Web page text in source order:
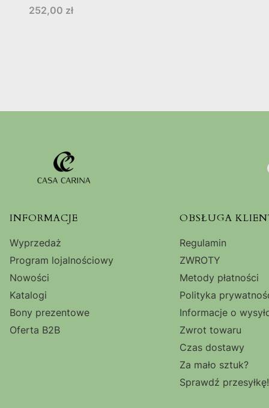
Cena
252,00 zł
Linki w stopce
INFORMACJE
Wyprzedaż
Program lojalnościowy
Nowości
Katalogi
Bony prezentowe
Oferta B2B
OBSŁUGA
Regulamin
ZWROTY
Metody płatności
Polityka
Informacje o
Zwrot towaru
Czas dostawy
Za mało sztuk?
Sprawdź przesyłkę!